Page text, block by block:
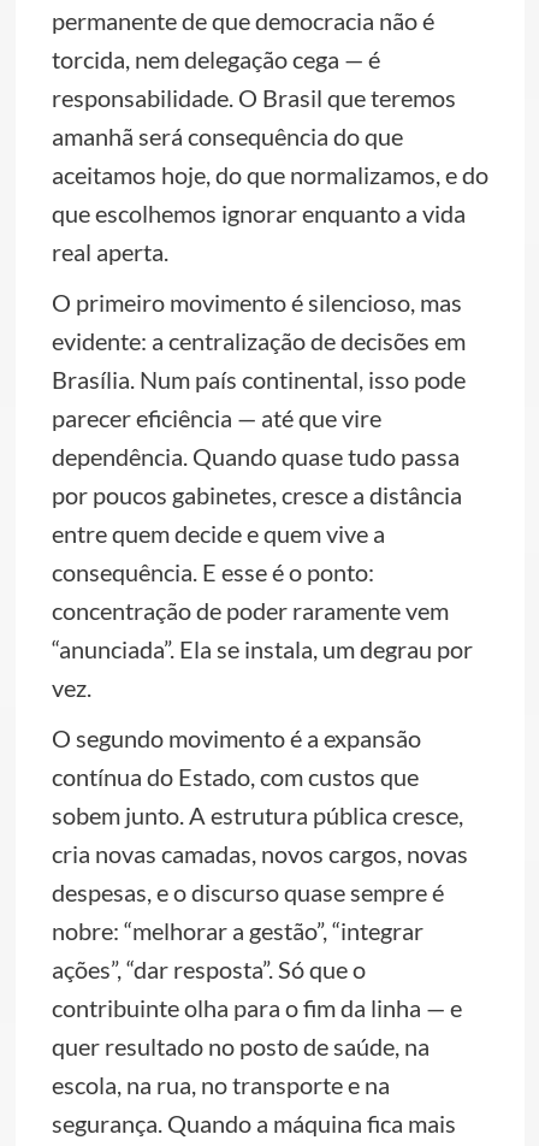
permanente de que democracia não é
torcida, nem delegação cega — é
responsabilidade. O Brasil que teremos
amanhã será consequência do que
aceitamos hoje, do que normalizamos, e do
que escolhemos ignorar enquanto a vida
real aperta.
O primeiro movimento é silencioso, mas
evidente: a centralização de decisões em
Brasília. Num país continental, isso pode
parecer eficiência — até que vire
dependência. Quando quase tudo passa
por poucos gabinetes, cresce a distância
entre quem decide e quem vive a
consequência. E esse é o ponto:
concentração de poder raramente vem
“anunciada”. Ela se instala, um degrau por
vez.
O segundo movimento é a expansão
contínua do Estado, com custos que
sobem junto. A estrutura pública cresce,
cria novas camadas, novos cargos, novas
despesas, e o discurso quase sempre é
nobre: “melhorar a gestão”, “integrar
ações”, “dar resposta”. Só que o
contribuinte olha para o fim da linha — e
quer resultado no posto de saúde, na
escola, na rua, no transporte e na
segurança. Quando a máquina fica mais